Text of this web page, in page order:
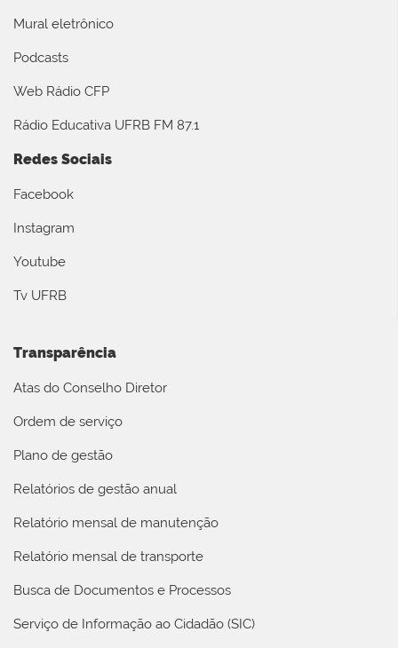
Mural eletrônico
Podcasts
Web Rádio CFP
Rádio Educativa UFRB FM 87.1
Redes Sociais
Facebook
Instagram
Youtube
Tv UFRB
Transparência
Atas do Conselho Diretor
Ordem de serviço
Plano de gestão
Relatórios de gestão anual
Relatório mensal de manutenção
Relatório mensal de transporte
Busca de Documentos e Processos
Serviço de Informação ao Cidadão (SIC)